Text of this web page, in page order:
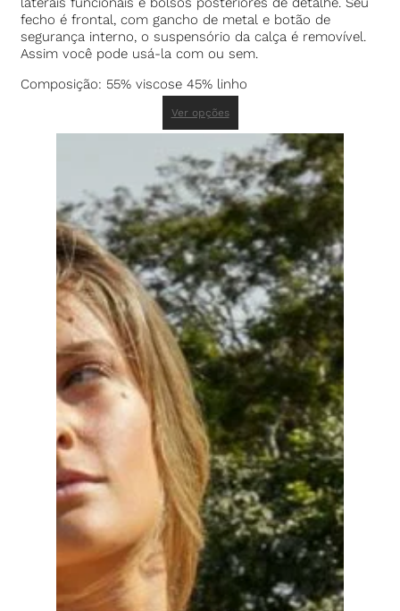
fecho é frontal, com gancho de metal e botão de
segurança interno, o suspensório da calça é removível.
Assim você pode usá-la com ou sem.
Composição: 55% viscose 45% linho
Ver opções